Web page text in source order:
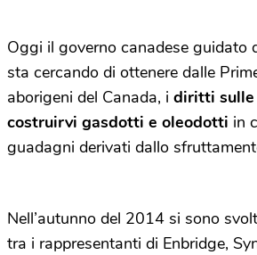
Oggi il governo canadese guidato
sta cercando di ottenere dalle
aborigeni del Canada, i diritti
costruirvi gasdotti e oleodotti in
guadagni derivati dallo
Nell’autunno del 2014 si sono
tra i rappresentanti di Enbridge,